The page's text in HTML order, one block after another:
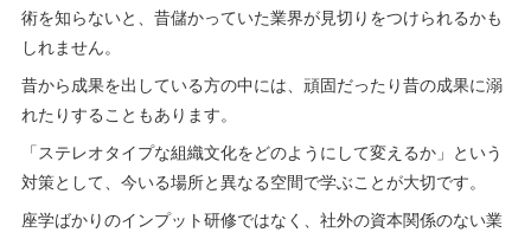
術を知らないと、昔儲かっていた業界が見切りをつけられるかも
しれません。
昔から成果を出している方の中には、頑固だったり昔の成果に溺
れたりすることもあります。
「ステレオタイプな組織文化をどのようにして変えるか」という
対策として、今いる場所と異なる空間で学ぶことが大切です。
座学ばかりのインプット研修ではなく、社外の資本関係のない業